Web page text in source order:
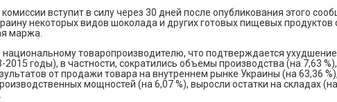
вступит в силу через 30 дней после опубликования этого
некоторых видов шоколада и других готовых пищевых
маржа.
товаропроизводителю, что подтверждается
годы), в частности, сократились объемы производства (на 7,63
от продажи товара на внутреннем рынке Украины (на 63,36
мощностей (на 6,07 %), выросли остатки на складах